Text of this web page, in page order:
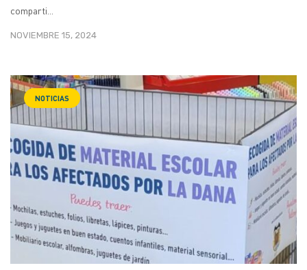
comparti...
NOVIEMBRE 15, 2024
NOTICIAS